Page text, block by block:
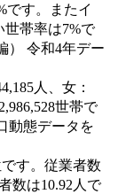
です。またイ
世帯率は7%で
） 令和4年デー
人、女：
世帯で
動態データを
す。従業者数
数は10.92人で